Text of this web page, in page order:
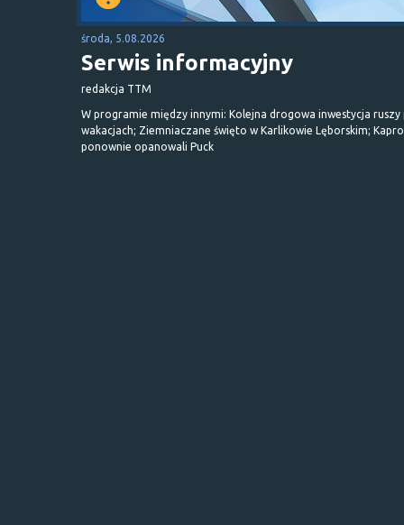
środa, 5.08.2026
Serwis informacyjny
redakcja TTM
W programie między innymi: Kolejna drogowa inwestycja ruszy
wakacjach; Ziemniaczane święto w Karlikowie Lęborskim;
ponownie opanowali Puck